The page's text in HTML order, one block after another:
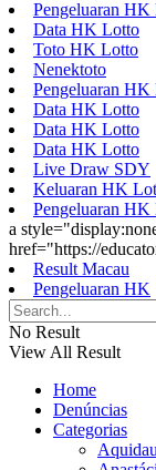
Pengeluaran HK
Data HK Lotto
Toto HK Lotto
Nenektoto
Pengeluaran HK
Data HK Lotto
Data HK Lotto
Data HK Lotto
Live Draw SDY
Keluaran HK
Pengeluaran HK
a
href="https://
Result Macau
Pengeluaran HK
No Result
View All Result
Home
Denúncias
Categorias